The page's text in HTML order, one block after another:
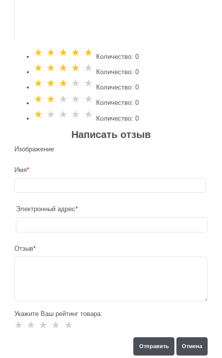
Количество: 0
Количество: 0
Количество: 0
Количество: 0
Количество: 0
Написать отзыв
Изображение
Имя
Электронный адрес
Отзыв
Укажите Ваш рейтинг товара: